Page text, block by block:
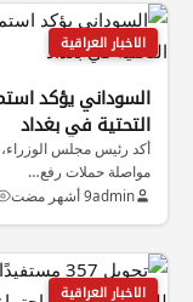
الاخبار العراقية
السوداني يؤكد
التحتية في بغداد
أكد رئيس مجلس
مواصلة حملات رفع…
admin9 أشهر مضت
الاخبار العراقية